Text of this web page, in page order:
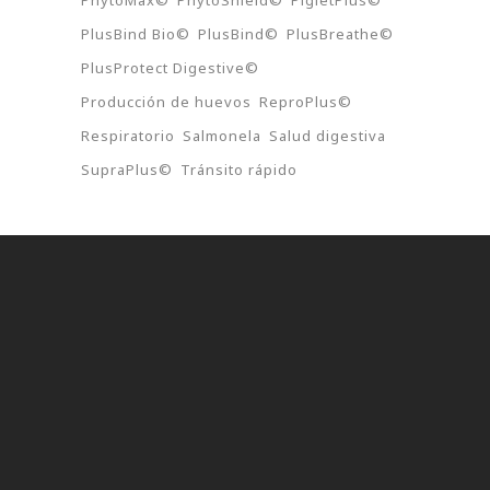
PlusBind Bio© PlusBind© PlusBreathe©
PlusProtect Digestive©
Producción de huevos ReproPlus©
Respiratorio Salmonela Salud digestiva
SupraPlus© Tránsito rápido